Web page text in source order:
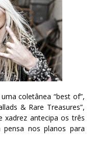
coletânea “best of”,
& Rare Treasures”,
xadrez antecipa os três
nos planos para